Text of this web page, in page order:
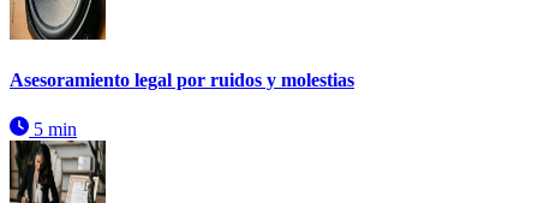
Asesoramiento legal por ruidos y molestias
5 min